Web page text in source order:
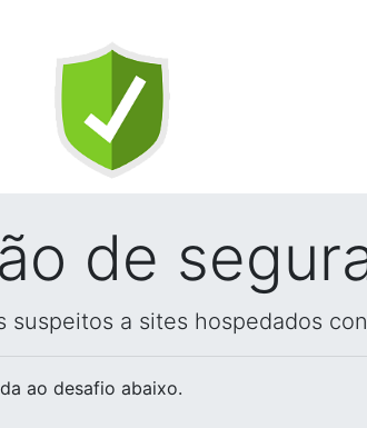
de
a sites hospedados
ao desafio abaixo.